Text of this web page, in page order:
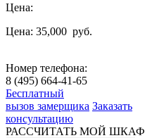
Цена:
Цена: 35,000 руб.
Номер телефона:
8 (495) 664-41-65
Бесплатный
вызов замерщика Заказать
консультацию
РАССЧИТАТЬ МОЙ ШКАФ